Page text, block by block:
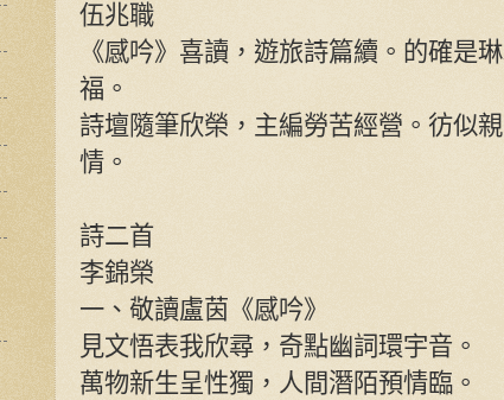
伍兆職
《感吟》喜讀，遊旅詩篇續。的確是
福。
詩壇隨筆欣榮，主編勞苦經營。彷似
情。
詩二首
李錦榮
一、敬讀盧茵《感吟》
見文悟表我欣尋，奇點幽詞環宇音。
萬物新生呈性獨，人間潛陌預情臨。